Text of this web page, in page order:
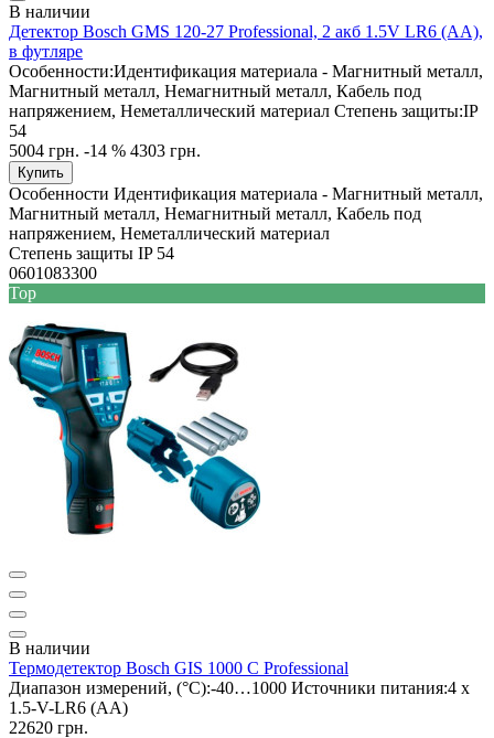
В наличии
Детектор Bosch GMS 120-27 Professional, 2 акб 1.5V LR6 (AA),
в футляре
Особенности:Идентификация материала - Магнитный металл,
Магнитный металл, Немагнитный металл, Кабель под
напряжением, Неметаллический материал Степень защиты:IP
54
5004 грн. -14 % 4303 грн.
Купить
Особенности Идентификация материала - Магнитный металл,
Магнитный металл, Немагнитный металл, Кабель под
напряжением, Неметаллический материал
Степень защиты IP 54
0601083300
Top
В наличии
Термодетектор Bosch GIS 1000 C Professional
Диапазон измерений, (°C):-40…1000 Источники питания:4 x
1.5-V-LR6 (AA)
22620 грн.